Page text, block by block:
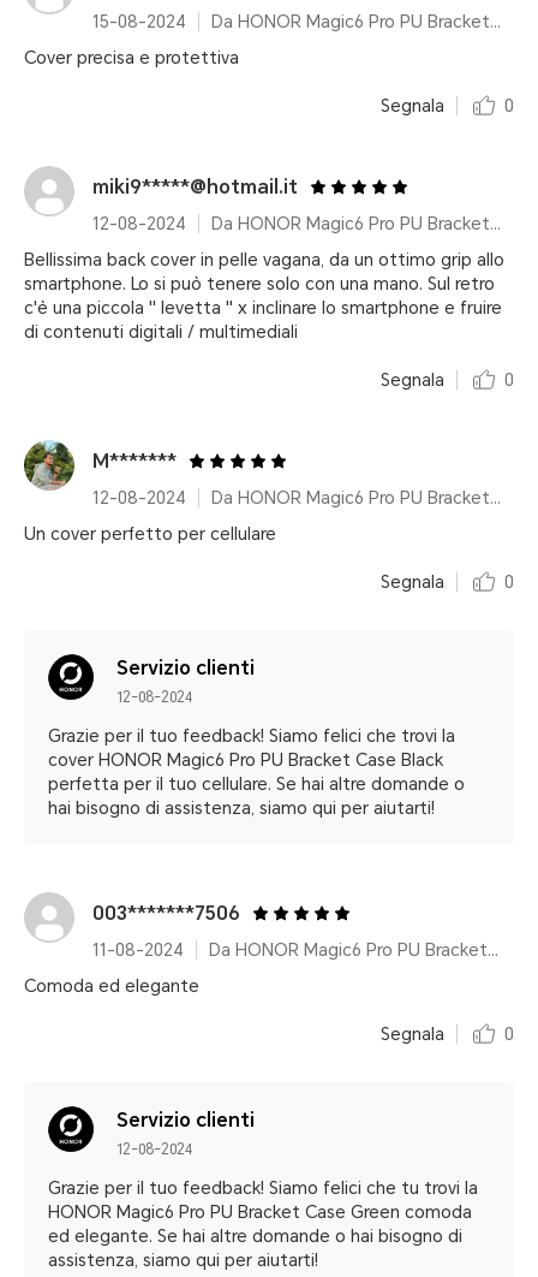
15-08-2024
Da HONOR Magic6 Pro PU Bracket Case Black
Cover precisa e protettiva
Segnala 0
miki9*****@hotmail.it
12-08-2024
Da HONOR Magic6 Pro PU Bracket Case Green
Bellissima back cover in pelle vagana, da un ottimo grip allo
smartphone. Lo si può tenere solo con una mano. Sul retro
c'è una piccola '' levetta '' x inclinare lo smartphone e fruire
di contenuti digitali / multimediali
Segnala 0
M*******
12-08-2024
Da HONOR Magic6 Pro PU Bracket Case Black
Un cover perfetto per cellulare
Segnala 0
Servizio clienti
12-08-2024
Grazie per il tuo feedback! Siamo felici che trovi la
cover HONOR Magic6 Pro PU Bracket Case Black
perfetta per il tuo cellulare. Se hai altre domande o
hai bisogno di assistenza, siamo qui per aiutarti!
003*******7506
11-08-2024
Da HONOR Magic6 Pro PU Bracket Case Green
Comoda ed elegante
Segnala 0
Servizio clienti
12-08-2024
Grazie per il tuo feedback! Siamo felici che tu trovi la
HONOR Magic6 Pro PU Bracket Case Green comoda
ed elegante. Se hai altre domande o hai bisogno di
assistenza, siamo qui per aiutarti!